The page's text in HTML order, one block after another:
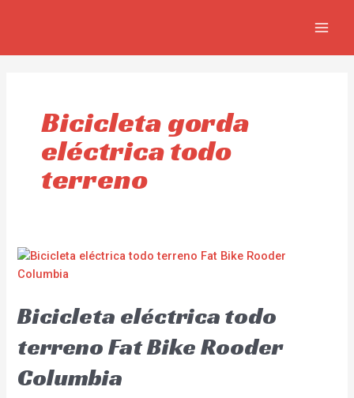
Bicicleta gorda
eléctrica todo
terreno
Bicicleta eléctrica todo
terreno Fat Bike Rooder
Columbia